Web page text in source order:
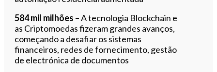
584 mil milhões – A tecnologia Blockchain e
as Criptomoedas fizeram grandes avanços,
começando a desafiar os sistemas
financeiros, redes de fornecimento, gestão
de electrónica de documentos